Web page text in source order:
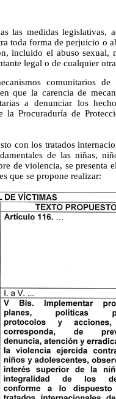
las medidas legislativas,
toda forma de perjuicio o
incluido el abuso sexual,
legal o de cualquier
comunitarios
que la carencia de
a denunciar los
Procuraduría de
con los tratados
de las niñas,
de violencia, se presenta
que se propone realizar: